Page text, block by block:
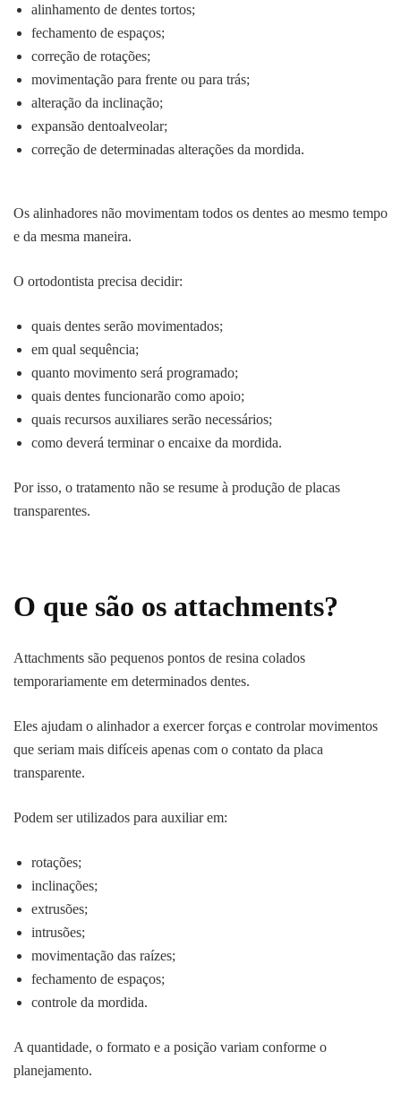
alinhamento de dentes tortos;
fechamento de espaços;
correção de rotações;
movimentação para frente ou para trás;
alteração da inclinação;
expansão dentoalveolar;
correção de determinadas alterações da mordida.
Os alinhadores não movimentam todos os dentes ao mesmo tempo
e da mesma maneira.
O ortodontista precisa decidir:
quais dentes serão movimentados;
em qual sequência;
quanto movimento será programado;
quais dentes funcionarão como apoio;
quais recursos auxiliares serão necessários;
como deverá terminar o encaixe da mordida.
Por isso, o tratamento não se resume à produção de placas
transparentes.
O que são os attachments?
Attachments são pequenos pontos de resina colados
temporariamente em determinados dentes.
Eles ajudam o alinhador a exercer forças e controlar movimentos
que seriam mais difíceis apenas com o contato da placa
transparente.
Podem ser utilizados para auxiliar em:
rotações;
inclinações;
extrusões;
intrusões;
movimentação das raízes;
fechamento de espaços;
controle da mordida.
A quantidade, o formato e a posição variam conforme o
planejamento.